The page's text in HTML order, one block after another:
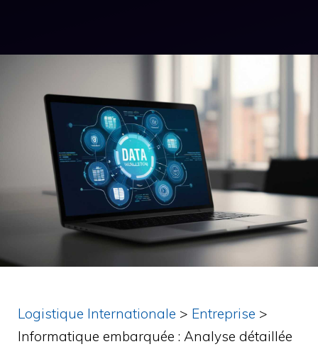
Logistique Internationale > Entreprise >
Informatique embarquée : Analyse détaillée